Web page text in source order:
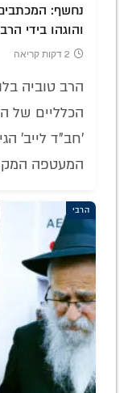
נחשף:
והוגהו בידי
2 דקות קריאה
הרב טוביה
הכלליים של
'חב"ד לייב'
המעטפה
הרבי